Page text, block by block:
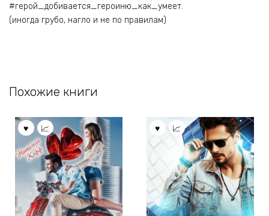
#герой_добивается_героиню_как_умеет.
(иногда грубо, нагло и не по правилам)
Похожие книги